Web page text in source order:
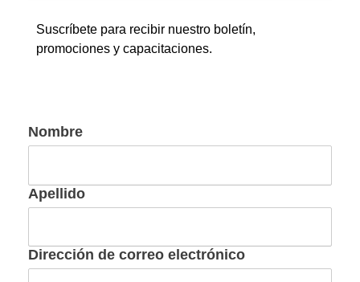
Suscríbete para recibir nuestro boletín,
promociones y capacitaciones.
Nombre
Apellido
Dirección de correo electrónico